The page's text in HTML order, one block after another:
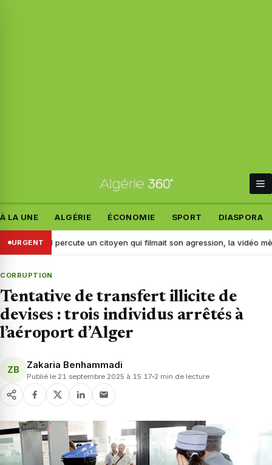
À LA UNE ALGÉRIE ÉCONOMIE SPORT DIASPORA
URGENT
: il percute un citoyen qui filmait son agression, la vidéo mène à son
CORRUPTION
Tentative de transfert illicite de
devises : trois individus arrêtés à
l’aéroport d’Alger
ZB Zakaria Benhammadi
Publié le 21 septembre 2025 à 15:17 2 min de lecture